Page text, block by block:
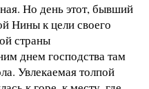
Но день этот, бывший
Нины к цели своего
страны
днем господства там
Увлекаемая толпой